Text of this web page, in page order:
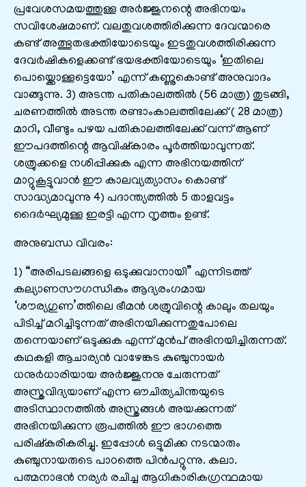
പ്രവേശസമയത്തുള്ള അർജ്ജുനന്റെ അഭിനയം
സവിശേഷമാണ്. വലതുവശത്തിരിക്കുന്ന ദേവന്മാരെ
കണ്ട് അത്ഭുതഭക്തിയോടെയും ഇടതുവശത്തിരിക്കുന്ന
ദേവർഷികളെക്കണ്ട് ഭയഭക്തിയോടെയും ‘ഇതിലെ
പൊയ്ക്കൊള്ളട്ടെയോ’ എന്ന് കണ്ണുകൊണ്ട് അനുവാദം
വാങ്ങുന്നു. 3) അടന്ത പതികാലത്തിൽ (56 മാത്ര) തുടങ്ങി,
ചരണത്തിൽ അടന്ത രണ്ടാംകാലത്തിലേക്ക് ( 28 മാത്ര)
മാറി, വീണ്ടും പഴയ പതികാലത്തിലേക്ക് വന്ന് ആണ്
ഈപദത്തിന്റെ ആവിഷ്കാരം പൂർത്തിയാവുന്നത്.
ശത്രുക്കളെ നശിപ്പിക്കുക എന്ന അഭിനയത്തിന്
മാറ്റുകൂട്ടുവാൻ ഈ കാലവ്യത്യാസം കൊണ്ട്
സാദ്ധ്യമാവുന്നു 4) പദാന്ത്യത്തിൽ 5 താളവട്ടം
ദൈർഘ്യമുള്ള ഇരട്ടി എന്ന നൃത്തം ഉണ്ട്.
അനുബന്ധ വിവരം:
1) “അരിപടലങ്ങളെ ഒടുക്കുവാനായി” എന്നിടത്ത്
കല്യാണസൗഗന്ധികം ആദ്യരംഗമായ
‘ശൗര്യഗുണ’ത്തിലെ ഭീമൻ ശത്രുവിന്റെ കാലും തലയും
പിടിച്ച് മറിച്ചിടുന്നത് അഭിനയിക്കുന്നതുപോലെ
തന്നെയാണ് ഒടുക്കുക എന്ന് മുൻപ് അഭിനയിച്ചിരുന്നത്.
കഥകളി ആചാര്യൻ വാഴേങ്കട കുഞ്ചുനായർ
ധനുർധാരിയായ അർജ്ജുനനു ചേരുന്നത്
അസ്ത്രവിദ്യയാണ് എന്ന ഔചിത്യചിന്തയുടെ
അടിസ്ഥാനത്തിൽ അസ്ത്രങ്ങൾ അയക്കുന്നത്
അഭിനയിക്കുന്ന രൂപത്തിൽ ഈ ഭാഗത്തെ
പരിഷ്കരികരിച്ചു. ഇപ്പോൾ ഒട്ടുമിക്ക നടന്മാരും
കുഞ്ചുനായരുടെ പാഠത്തെ പിൻപറ്റുന്നു. കലാ.
പത്മനാഭൻ നര്യർ രചിച്ച ആധികാരികഗ്രന്ഥമായ